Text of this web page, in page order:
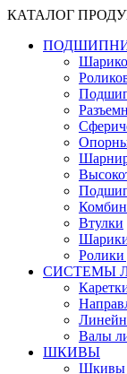
КАТАЛОГ
Втулки
СИСТЕМЫ
Валы
ШКИВЫ
Шкивы